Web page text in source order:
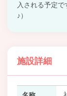
入される予定
♪）
施設詳細